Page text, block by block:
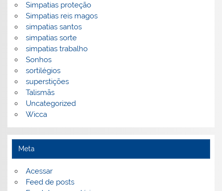
Simpatias proteção
Simpatias reis magos
simpatias santos
simpatias sorte
simpatias trabalho
Sonhos
sortilégios
superstições
Talismãs
Uncategorized
Wicca
Meta
Acessar
Feed de posts